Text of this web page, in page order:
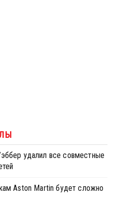
удалил все совместные
Aston Martin будет сложно